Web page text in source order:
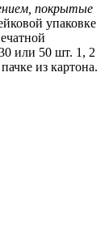
покрытые
упаковке
или 50 шт. 1, 2
из картона.